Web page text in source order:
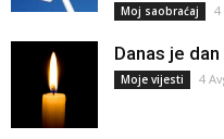
Moj saobraćaj 4
Danas je
Moje vijesti 4